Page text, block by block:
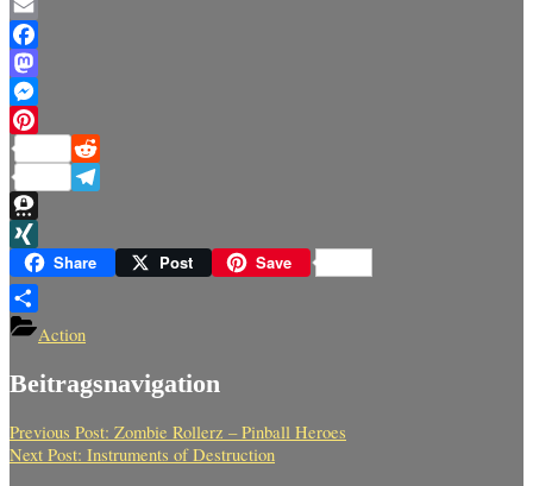
Copy
Link
Email
Facebook
Mastodon
Messenger
Pinterest
Reddit
Telegram
Threema
XINGShare Post Save
TeilenAction
Beitragsnavigation
Previous Post: Zombie Rollerz – Pinball Heroes
Next Post: Instruments of Destruction